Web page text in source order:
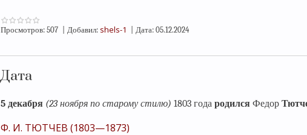
Просмотров: 507 Добавил: shels-1 Дата: 05.12.2024
Дата
5 декабря (23 ноября по старому стилю) 1803 года родился Федор
Ф. И. ТЮТЧЕВ (1803—1873)